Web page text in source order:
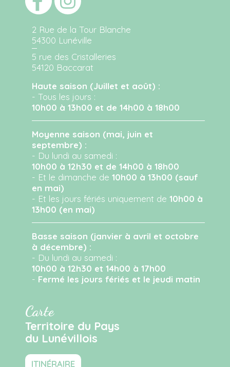
2 Rue de la Tour Blanche
54300 Lunéville
5 rue des Cristalleries
54120 Baccarat
Haute saison (Juillet et août) :
- Tous les jours :
10h00 à 13h00 et de 14h00 à 18h00
Moyenne saison (mai, juin et
septembre) :
- Du lundi au samedi :
10h00 à 12h30 et de 14h00 à 18h00
- Et le dimanche de10h00 à 13h00 (sauf
en mai)
- Et les jours fériés uniquement de10h00 à
13h00 (en mai)
Basse saison (janvier à avril et octobre
à décembre) :
- Du lundi au samedi :
10h00 à 12h30 et 14h00 à 17h00
- Fermé les jours fériés et le jeudi matin
Carte
Territoire du Pays
du Lunévillois
ITINÉRAIRE